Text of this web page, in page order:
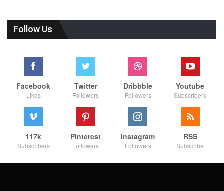
Follow Us
Facebook
Likes
Twitter
Followers
Dribbble
Followers
Youtube
Subscribers
117k
Subscribers
Pinterest
Followers
Instagram
Followers
RSS
Subscribe